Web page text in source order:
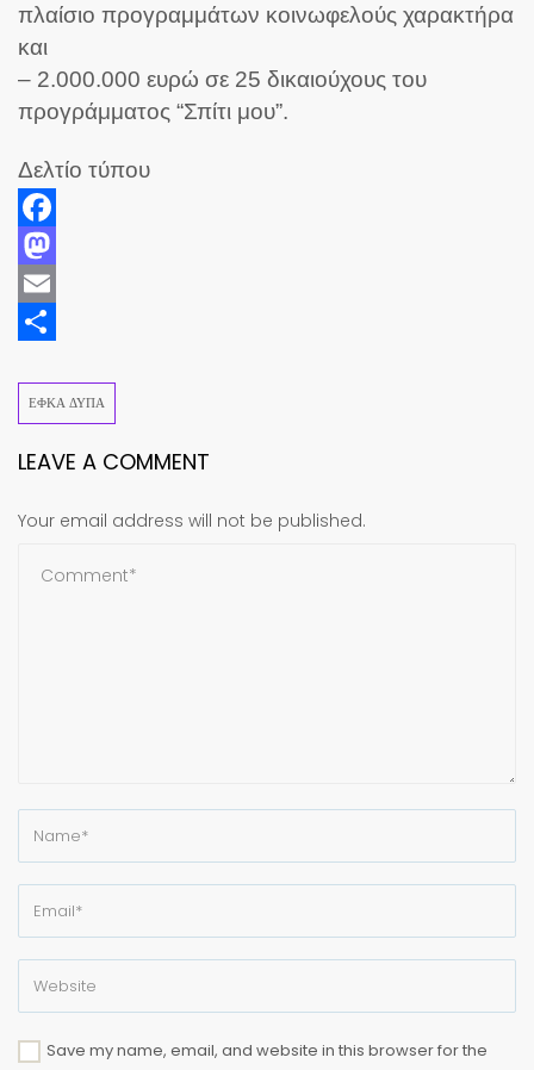
πλαίσιο προγραμμάτων κοινωφελούς χαρακτήρα
και
– 2.000.000 ευρώ σε 25 δικαιούχους του
προγράμματος “Σπίτι μου”.
Δελτίο τύπου
Facebook
Mastodon
Email
ΕΦΚΑ ΔΥΠΑ
LEAVE A COMMENT
Your email address will not be published.
Save my name, email, and website in this browser for the